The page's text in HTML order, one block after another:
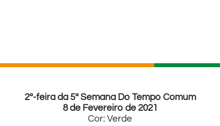
2ª-feira da 5ª Semana Do Tempo Comum
8 de Fevereiro de 2021
Cor: Verde